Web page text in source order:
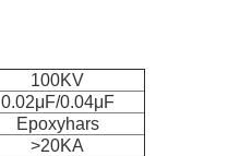
100KV
0.02μF/0.04μF
Epoxyhars
>20KA